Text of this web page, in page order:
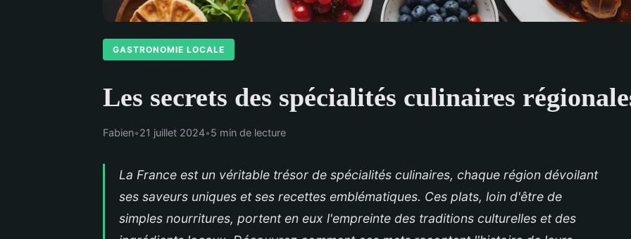
GASTRONOMIE LOCALE
Les secrets des spécialités culinaires
Fabien•21 juillet 2024•5 min de lecture
La France est un véritable trésor de spécialités culinaires, chaque région dévoilant
ses saveurs uniques et ses recettes emblématiques. Ces plats, loin d'être de
simples nourritures, portent en eux l'empreinte des traditions culturelles et des